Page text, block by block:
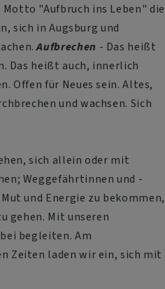
"Aufbruch ins Leben" die
sich in Augsburg und
Aufbrechen - Das heißt
Das heißt auch, innerlich
Offen für Neues sein. Altes,
und wachsen. Sich
sich allein oder mit
Weggefährtinnen und -
und Energie zu bekommen,
gehen. Mit unseren
begleiten. Am
Zeiten laden wir ein, sich mit